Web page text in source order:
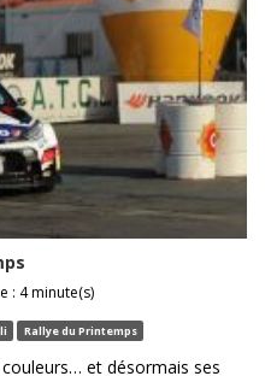
: 4 minute(s)
Rallye du Printemps
et désormais ses